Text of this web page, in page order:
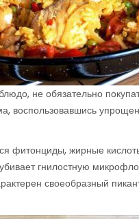
не обязательно
воспользовавшись
фитонциды, жирные
гнилостную
своеобразный